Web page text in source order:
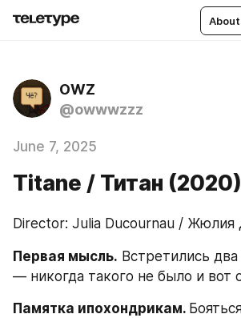
OWZ
@owwwzzz
June 7, 2025
Titane / Титан (2020)
Director: Julia Ducournau /
Первая мысль. Встретились
— никогда такого не было и вот
Памятка ипохондрикам.